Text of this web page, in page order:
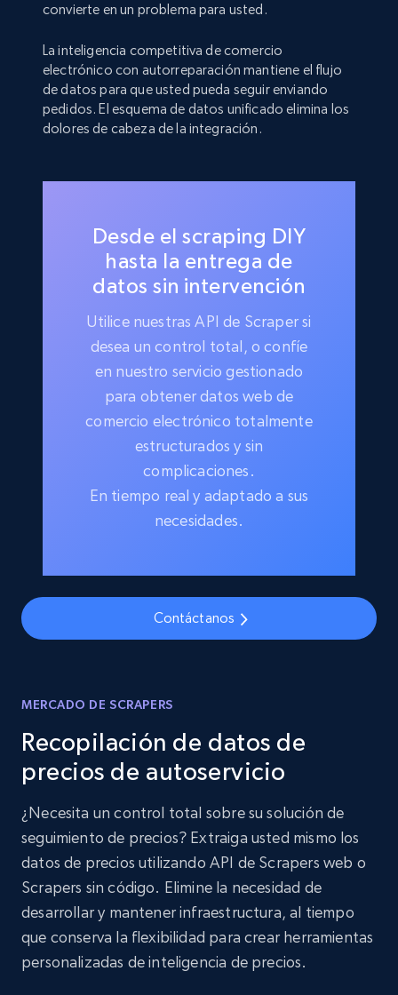
convierte en un problema para usted.
La inteligencia competitiva de comercio
electrónico con autorreparación mantiene el flujo
de datos para que usted pueda seguir enviando
pedidos. El esquema de datos unificado elimina los
dolores de cabeza de la integración.
Desde el scraping DIY
hasta la entrega de
datos sin intervención
Utilice nuestras API de Scraper si
desea un control total, o confíe
en nuestro servicio gestionado
para obtener datos web de
comercio electrónico totalmente
estructurados y sin
complicaciones.
En tiempo real y adaptado a sus
necesidades.
Contáctanos
MERCADO DE SCRAPERS
Recopilación de datos de
precios de autoservicio
¿Necesita un control total sobre su solución de
seguimiento de precios? Extraiga usted mismo los
datos de precios utilizando API de Scrapers web o
Scrapers sin código. Elimine la necesidad de
desarrollar y mantener infraestructura, al tiempo
que conserva la flexibilidad para crear herramientas
personalizadas de inteligencia de precios.